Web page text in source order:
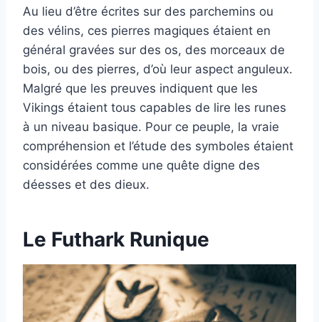
Au lieu d’être écrites sur des parchemins ou
des vélins, ces pierres magiques étaient en
général gravées sur des os, des morceaux de
bois, ou des pierres, d’où leur aspect anguleux.
Malgré que les preuves indiquent que les
Vikings étaient tous capables de lire les runes
à un niveau basique. Pour ce peuple, la vraie
compréhension et l’étude des symboles étaient
considérées comme une quête digne des
déesses et des dieux.
Le Futhark Runique